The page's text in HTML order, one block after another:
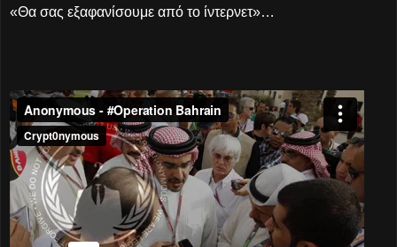
«Θα σας εξαφανίσουμε από το ίντερνετ»…